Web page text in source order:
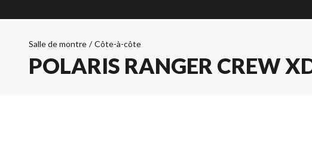
Salle de montre / Côte-à-côte
POLARIS RANGER CREW